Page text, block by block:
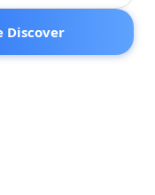
Discover